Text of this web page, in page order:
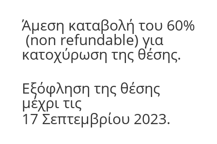
Άμεση καταβολή του 60%
κατοχύρωση της θέσης.
Εξόφληση της θέσης
μέχρι τις
17 Σεπτεμβρίου 2023.